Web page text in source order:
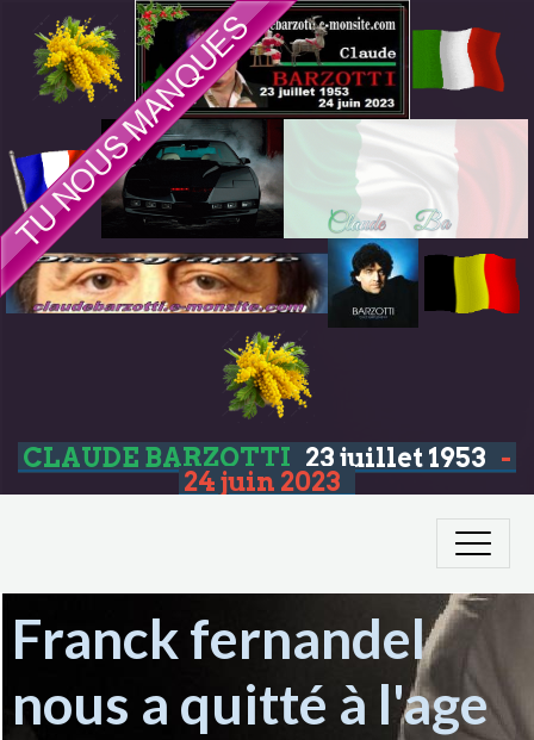
CLAUDE BARZOTTI 23 juillet 1953 -
24 juin 2023
Franck fernandel
nous a quitté à l'age